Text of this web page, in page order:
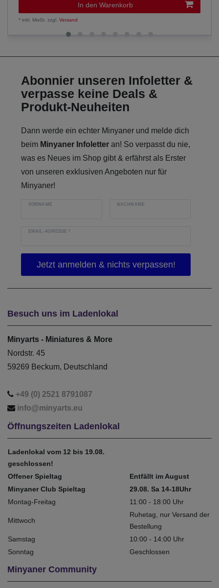
In den Warenkorb
*inkl. MwSt. zzgl.Versand
Abonnier unseren Infoletter &
verpasse keine Deals &
Produkt-Neuheiten
Dann werde ein echter Minyaner und melde dich
beim Minyaner Infoletter an! So verpasst du nie,
was es Neues im Shop gibt & erfährst als Erster
von unseren exklusiven Angeboten nur für
Minyaner!
VORNAME NACHNAME
EMAIL-ADRESSE*
Besuch uns im Ladenlokal
Minyarts - Miniatures & More
Nordstr. 45
59269 Beckum, Deutschland
+49 (0) 2521 8791087
info@minyarts.eu
Öffnungszeiten Ladenlokal
Ladenlokal vom 12 bis 19.08.
geschlossen!
Offener Spieltag
Entfällt im August
Minyaner Club Spieltag
29.08. Sa 14-18Uhr
Montag-Freitag
11:00 - 18:00 Uhr
Mittwoch
Ruhetag, nur Versand der
Bestellung
Samstag
10:00 - 14:00 Uhr
Sonntag
Geschlossen
Minyaner Community